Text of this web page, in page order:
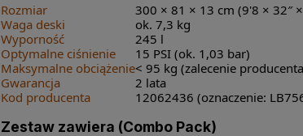
Rozmiar
300 × 81 × 13 cm (9'8 × 32″
Waga deski
ok. 7,3 kg
Wyporność
245 l
Optymalne ciśnienie
15 PSI (ok. 1,03 bar)
Maksymalne obciążenie< 95 kg (zalecenie
Gwarancja
2 lata
Kod producenta
12062436 (oznaczenie:
Zestaw zawiera (Combo Pack)